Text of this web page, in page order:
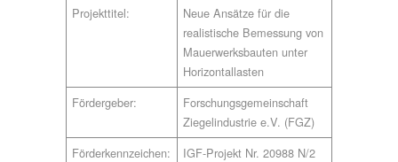
Projekttitel:
Neue Ansätze für die
realistische Bemessung von
Mauerwerksbauten unter
Horizontallasten
Fördergeber:
Forschungsgemeinschaft
Ziegelindustrie e.V. (FGZ)
Förderkennzeichen:
IGF-Projekt Nr. 20988 N/2